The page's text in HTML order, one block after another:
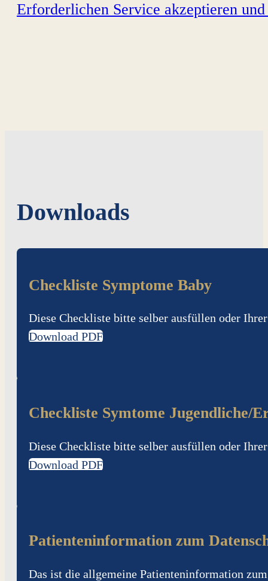
Erforderlichen Service akzeptieren
Downloads
Checkliste Symptome Baby
Diese Checkliste bitte selber ausfüllen oder
Download PDF
Checkliste Symtome Jugendliche/
Diese Checkliste bitte selber ausfüllen oder
Download PDF
Patienteninformation zum
Das ist die allgemeine Patienteninformation